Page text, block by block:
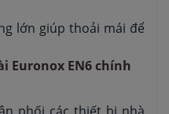
lớn giúp thoải mái để
Euronox EN6 chính